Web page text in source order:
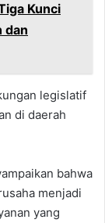
Kunci
dan
legislatif
di daerah
bahwa
menjadi
yang